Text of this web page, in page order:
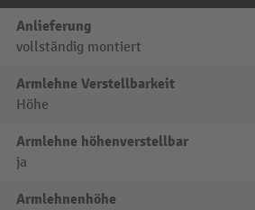
Anlieferung
vollständig montiert
Armlehne Verstellbarkeit
Höhe
Armlehne höhenverstellbar
ja
Armlehnenhöhe